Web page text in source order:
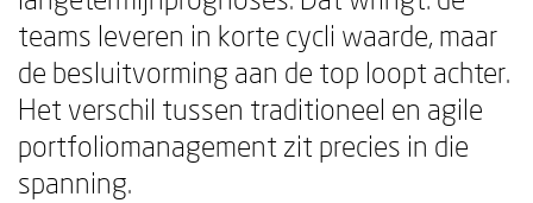
teams leveren in korte cycli waarde, maar
de besluitvorming aan de top loopt achter.
Het verschil tussen traditioneel en agile
portfoliomanagement zit precies in die
spanning.